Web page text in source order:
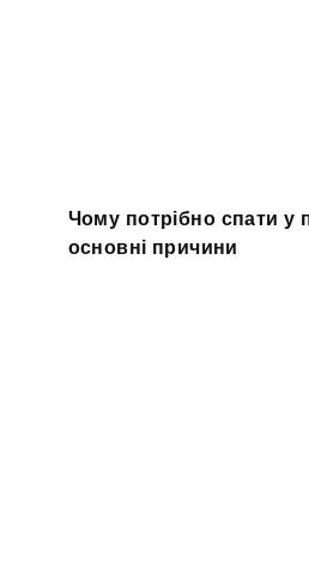
Чому потрібно спати у
основні причини